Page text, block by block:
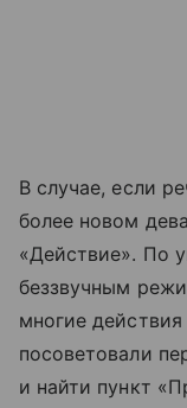
В случае, если
более новом
«Действие». По
беззвучным
многие
посоветовали
и найти пункт